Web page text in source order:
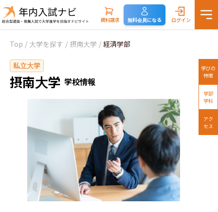
資料請求 無料会員になる ログイン
Top / 大学を探す / 摂南大学 / 経済学部
私立大学
摂南大学 学校情報
学びの
特徴
学部
学科
アク
セス